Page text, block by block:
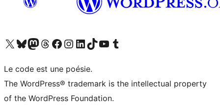
Visitez notre compte X (précédemment Twitter)
Visiter notre compte Bluesky
Visiter notre compte Mastodon
Visiter notre compte Threads
Consulter notre compte Facebook
Consulter notre compte Instagram
Consulter notre compte LinkedIn
Visiter notre compte TokTok
Visiter notre chaîne YouTube
Visiter notre compte Tumblr
Le code est une poésie.
The WordPress® trademark is the intellectual property
of the WordPress Foundation.